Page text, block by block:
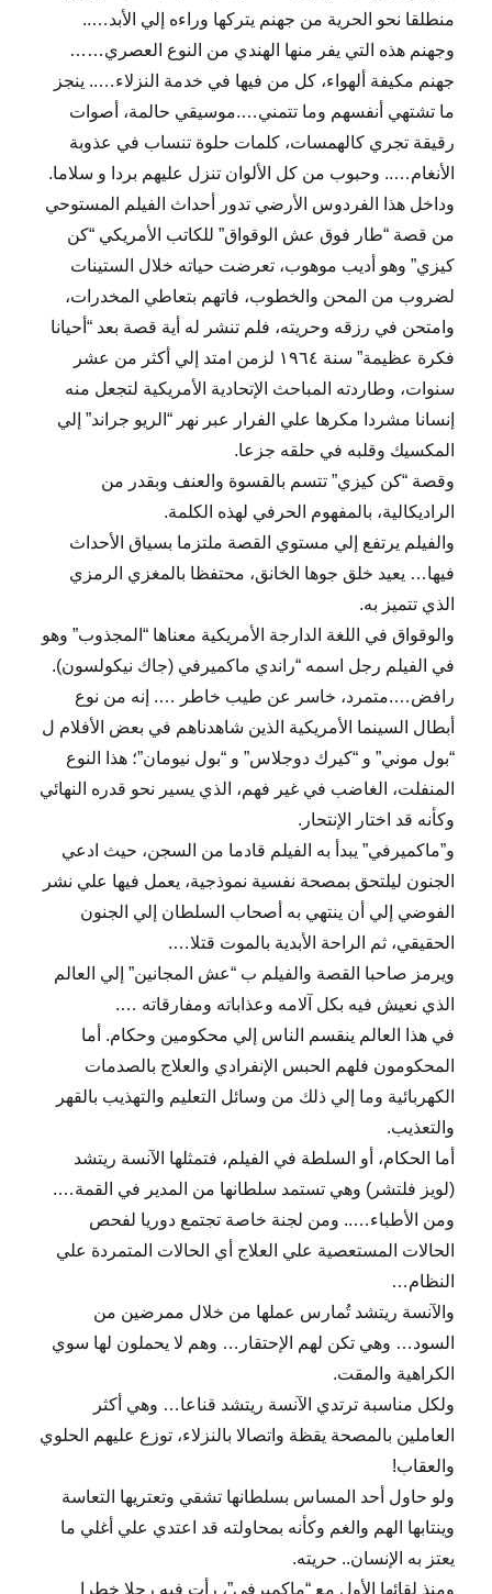
منطلقا نحو الحرية من جهنم يتركها وراءه إلي الأبد…..
وجهنم هذه التي يفر منها الهندي من النوع العصري……
جهنم مكيفة ألهواء، كل من فيها في خدمة النزلاء….. ينجز
ما تشتهي أنفسهم وما تتمني….موسيقي حالمة، أصوات
رقيقة تجري كالهمسات، كلمات حلوة تنساب في عذوبة
الأنغام….. وحبوب من كل الألوان تنزل عليهم بردا و سلاما.
وداخل هذا الفردوس الأرضي تدور أحداث الفيلم المستوحي
من قصة “طار فوق عش الوقواق” للكاتب الأمريكي “كن
كيزي” وهو أديب موهوب، تعرضت حياته خلال الستينات
لضروب من المحن والخطوب، فاتهم بتعاطي المخدرات،
وامتحن في رزقه وحريته، فلم تنشر له أية قصة بعد “أحيانا
فكرة عظيمة” سنة ١٩٦٤ لزمن امتد إلي أكثر من عشر
سنوات، وطاردته المباحث الإتحادية الأمريكية لتجعل منه
إنسانا مشردا مكرها علي الفرار عبر نهر “الريو جراند” إلي
المكسيك وقلبه في حلقه جزعا.
وقصة “كن كيزي” تتسم بالقسوة والعنف وبقدر من
الراديكالية، بالمفهوم الحرفي لهذه الكلمة.
والفيلم يرتفع إلي مستوي القصة ملتزما بسياق الأحداث
فيها… يعيد خلق جوها الخانق، محتفظا بالمغزي الرمزي
الذي تتميز به.
والوقواق في اللغة الدارجة الأمريكية معناها “المجذوب” وهو
في الفيلم رجل اسمه “راندي ماكميرفي (جاك نيكولسون).
رافض….متمرد، خاسر عن طيب خاطر …. إنه من نوع
أبطال السينما الأمريكية الذين شاهدناهم في بعض الأفلام ل
“بول موني” و “كيرك دوجلاس” و “بول نيومان”؛ هذا النوع
المنفلت، الغاضب في غير فهم، الذي يسير نحو قدره النهائي
وكأنه قد اختار الإنتحار.
و”ماكميرفي” يبدأ به الفيلم قادما من السجن، حيث ادعي
الجنون ليلتحق بمصحة نفسية نموذجية، يعمل فيها علي نشر
الفوضي إلي أن ينتهي به أصحاب السلطان إلي الجنون
الحقيقي، ثم الراحة الأبدية بالموت قتلا….
ويرمز صاحبا القصة والفيلم ب “عش المجانين” إلي العالم
الذي نعيش فيه بكل آلامه وعذاباته ومفارقاته ….
في هذا العالم ينقسم الناس إلي محكومين وحكام. أما
المحكومون فلهم الحبس الإنفرادي والعلاج بالصدمات
الكهربائية وما إلي ذلك من وسائل التعليم والتهذيب بالقهر
والتعذيب.
أما الحكام، أو السلطة في الفيلم، فتمثلها الآنسة ريتشد
(لويز فلتشر) وهي تستمد سلطانها من المدير في القمة….
ومن الأطباء….. ومن لجنة خاصة تجتمع دوريا لفحص
الحالات المستعصية علي العلاج أي الحالات المتمردة علي
النظام…
والآنسة ريتشد تُمارس عملها من خلال ممرضين من
السود… وهي تكن لهم الإحتقار… وهم لا يحملون لها سوي
الكراهية والمقت.
ولكل مناسبة ترتدي الآنسة ريتشد قناعا… وهي أكثر
العاملين بالمصحة يقظة واتصالا بالنزلاء، توزع عليهم الحلوي
والعقاب!
ولو حاول أحد المساس بسلطانها تشقي وتعتريها التعاسة
وينتابها الهم والغم وكأنه بمحاولته قد اعتدي علي أغلي ما
يعتز به الإنسان.. حريته.
ومنذ لقائها الأول مع “ماكميرفي”، رأت فيه رجلا خطرا